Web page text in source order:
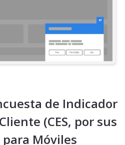
de Indicador
(CES, por sus
Móviles